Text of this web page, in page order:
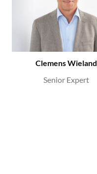
Clemens Wieland
Senior Expert